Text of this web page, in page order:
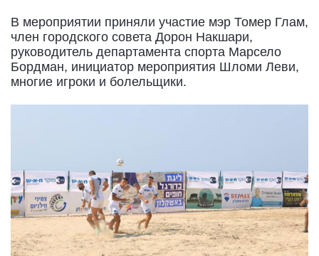
В мероприятии приняли участие мэр Томер Глам,
член городского совета Дорон Накшари,
руководитель департамента спорта Марсело
Бордман, инициатор мероприятия Шломи Леви,
многие игроки и болельщики.